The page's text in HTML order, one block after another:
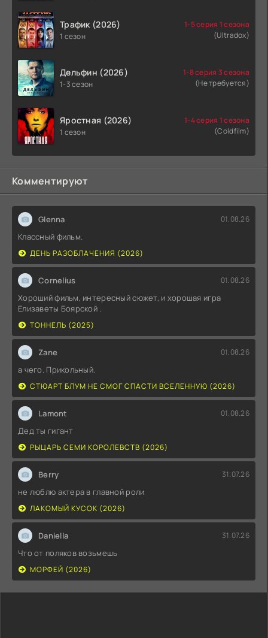
Трафик (2026)
1 сезон
1-5 серия 1 сезона
(Ultradox)
Дельфин (2026)
1-3 сезон
1-8 серия 3 сезона
(Не требуется)
Яростная (2026)
1 сезон
1-4 серия 1 сезона
(Coldfilm)
Комментируют
Glenna 01.08.26
Классный фильм.
ДЕНЬ РАЗОБЛАЧЕНИЯ (2026)
Cornelius 01.08.26
Хороший фильм, интересный сюжет, и хорошая игра
Елизаветы Боярской .
ТОННЕЛЬ (2025)
Zane 01.08.26
а чего. Прикольный.
СТЮАРТ БЛУМ НЕ СМОГ СПАСТИ ВСЕЛЕННУЮ (2026)
Lamont 01.08.26
Дед ты гигант
РЫЦАРЬ СЕМИ КОРОЛЕВСТВ (2026)
Berry 31.07.26
не люблю актера в главной роли
ЛАКОМЫЙ КУСОК (2026)
Daniella 31.07.26
Что от поляков возьмешь
МОРФЕЙ (2026)